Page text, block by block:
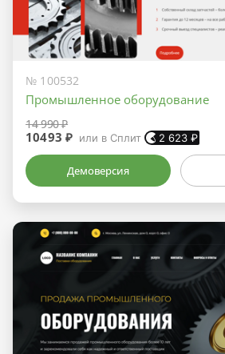
№ 100532
Промышленное оборудование
14 990 ₽
10493 ₽ или в Сплит 2 623 ₽
Демоверсия